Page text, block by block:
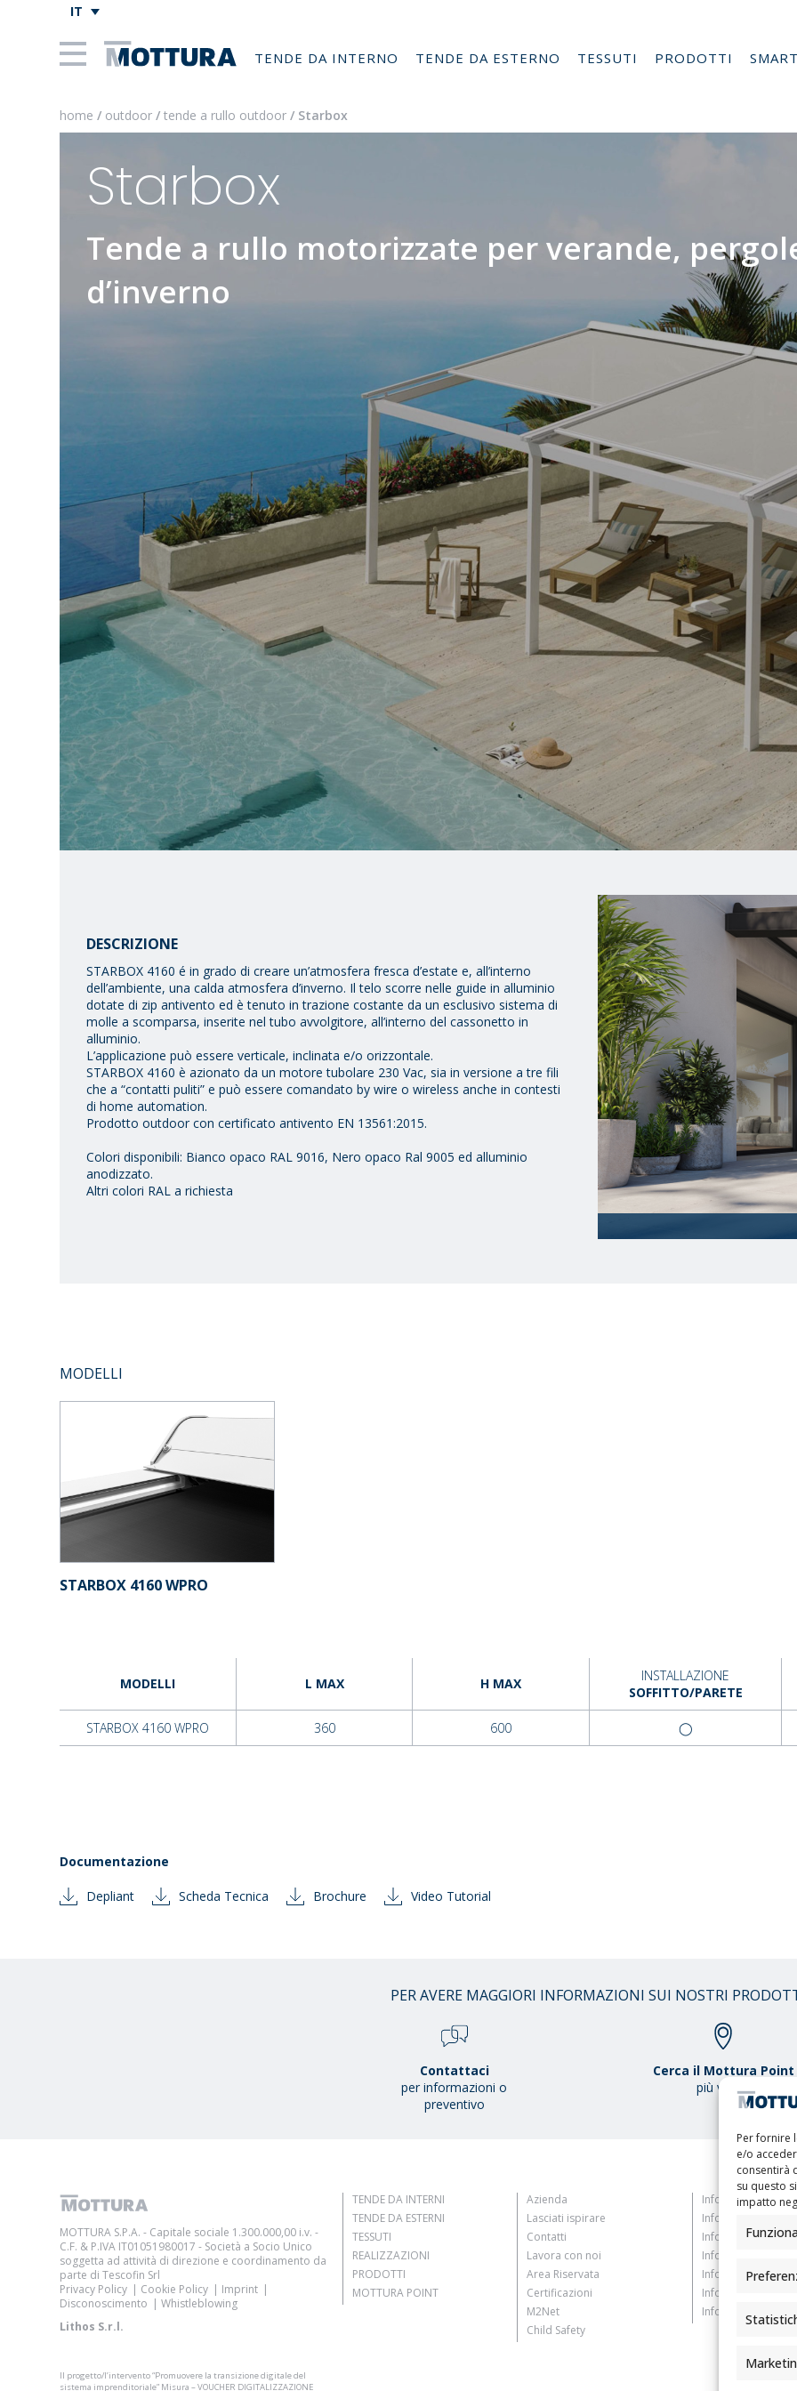
Per fornire
e/o
consentirà
su questo
impatto
IT
TENDE DA INTERNO TENDE DA ESTERNO TESSUTI PRODOTTI
home / outdoor /tende a rullo outdoor / Starbox
Starbox
Tende a rullo motorizzate per verande,
d’inverno
DESCRIZIONE
STARBOX 4160 é in grado di creare un’atmosfera fresca d’estate e, all’interno
dell’ambiente, una calda atmosfera d’inverno. Il telo scorre nelle guide in alluminio
dotate di zip antivento ed è tenuto in trazione costante da un esclusivo sistema di
molle a scomparsa, inserite nel tubo avvolgitore, all’interno del cassonetto in
alluminio.
L’applicazione può essere verticale, inclinata e/o orizzontale.
STARBOX 4160 è azionato da un motore tubolare 230 Vac, sia in versione a tre fili
che a “contatti puliti” e può essere comandato by wire o wireless anche in contesti
di home automation.
Prodotto outdoor con certificato antivento EN 13561:2015.
Colori disponibili: Bianco opaco RAL 9016, Nero opaco Ral 9005 ed alluminio
anodizzato.
Altri colori RAL a richiesta
MODELLI
STARBOX 4160 WPRO
MODELLI L MAX H MAX
INSTALLAZIONE
SOFFITTO/PARETE
STARBOX 4160 WPRO 360 600 ◯
Documentazione
Depliant Scheda Tecnica Brochure Video Tutorial
PER AVERE MAGGIORI INFORMAZIONI SUI NOSTRI
Contattaci
per informazioni o
preventivo
Cerca il Mottura Point
più vicino
MOTTURA S.P.A. - Capitale sociale 1.300.000,00 i.v. -
C.F. & P.IVA IT01051980017 - Società a Socio Unico
soggetta ad attività di direzione e coordinamento da
parte di Tescofin Srl
Privacy Policy
Cookie Policy
Imprint
Disconoscimento
Whistleblowing
Lithos S.r.l.
Il progetto/l’intervento “Promuovere la transizione digitale del
sistema imprenditoriale” Misura – VOUCHER DIGITALIZZAZIONE
TENDE DA INTERNI
TENDE DA ESTERNI
TESSUTI
REALIZZAZIONI
PRODOTTI
MOTTURA POINT
Azienda
Lasciati ispirare
Contatti
Lavora con noi
Area Riservata
Certificazioni
M2Net
Child Safety
Informativa Clienti
Informativa
Informativa
Informativa Contatti
Informativa
Informativa
Informativa Eventi